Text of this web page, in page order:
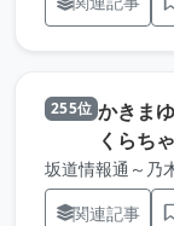
255位 かきま
くらち
坂道情報通～乃
関連記事